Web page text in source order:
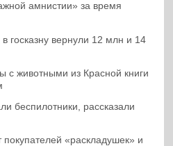
амнистии» за время
госказну вернули 12 млн и 14
с животными из Красной книги
беспилотники, рассказали
«раскладушек» и